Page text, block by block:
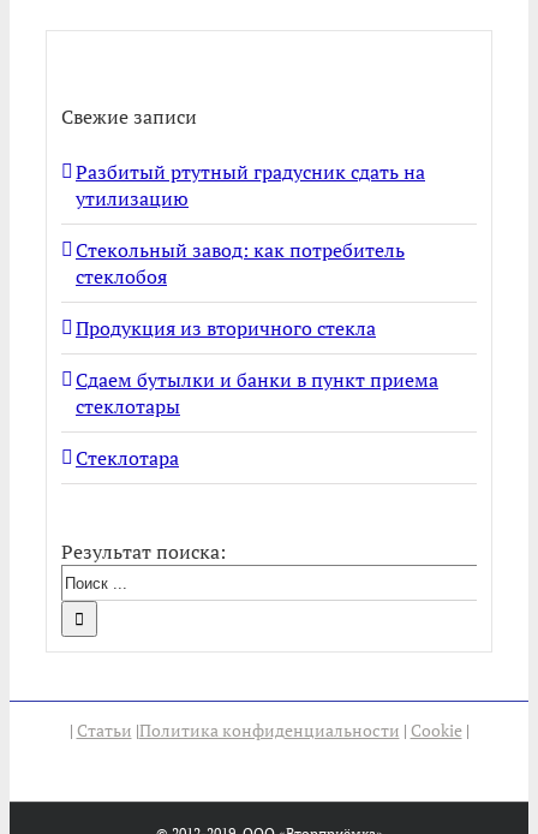
Свежие записи
Разбитый ртутный градусник сдать на
утилизацию
Стекольный завод: как потребитель
стеклобоя
Продукция из вторичного стекла
Сдаем бутылки и банки в пункт приема
стеклотары
Стеклотара
Результат поиска:
| Статьи |Политика конфиденциальности | Cookie|